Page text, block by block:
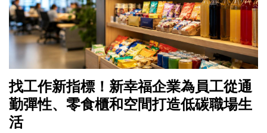
找工作新指標！新幸福企業為員工從通
勤彈性、零食櫃和空間打造低碳職場生
活